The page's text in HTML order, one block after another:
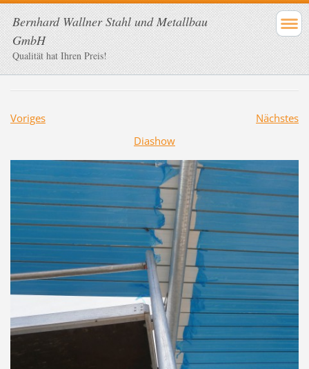
Bernhard Wallner Stahl und Metallbau
GmbH
Qualität hat Ihren Preis!
Voriges
Nächstes
Diashow